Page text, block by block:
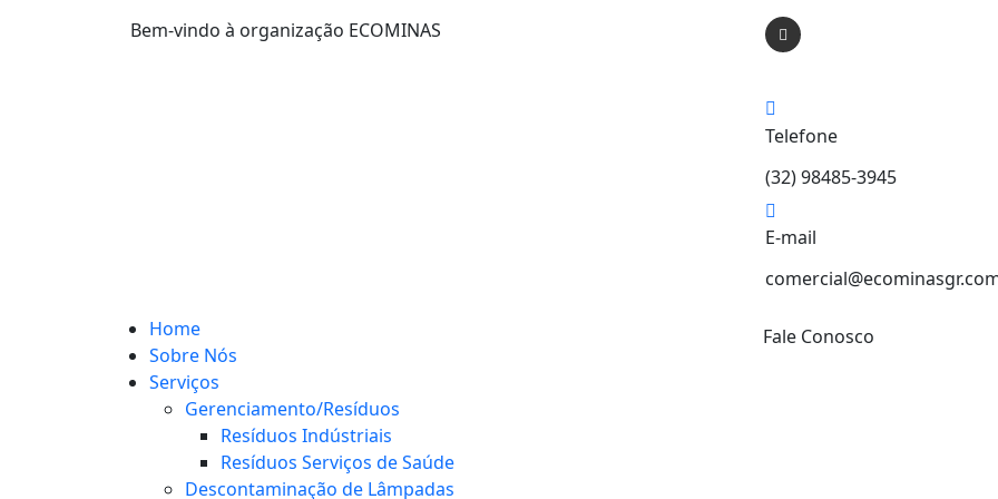
Bem-vindo à organização ECOMINAS
Telefone
(32) 98485-3945
E-mail
Home
Sobre Nós
Serviços
Gerenciamento/Resíduos
Resíduos Indústriais
Resíduos Serviços de Saúde
Descontaminação de Lâmpadas
Fale Conosco